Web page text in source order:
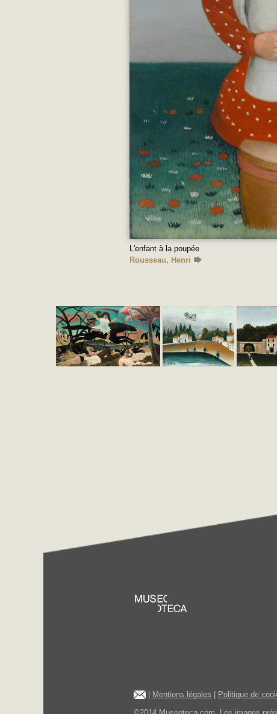
L'enfant à la poupée
Rousseau, Henri
Mentions légales
Politique de